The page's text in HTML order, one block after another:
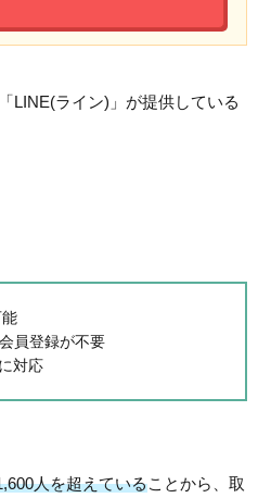
LINE(ライン)」が提供している
員登録が不要
対応
人を超えていることから、取